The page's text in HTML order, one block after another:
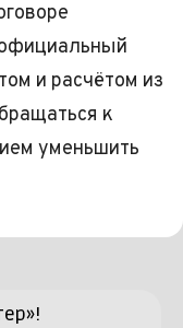
и расчётом из
к
уменьшить